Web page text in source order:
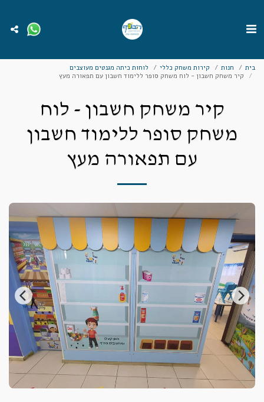
בית חנות קירות משחק כללי
לוחות כיתה מגנטים מעוצבים
קיר משחק חשבון - לוח משחק סופר ללימוד חשבון עם תפאורה מעץ
קיר משחק חשבון - לוח
משחק סופר ללימוד חשבון
עם תפאורה מעץ